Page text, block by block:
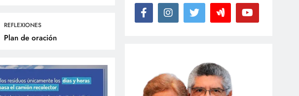
REFLEXIONES
Plan de oración